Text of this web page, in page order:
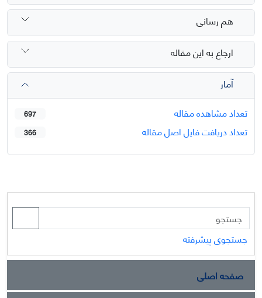
هم رسانی
ارجاع به این مقاله
آمار
تعداد مشاهده مقاله
697
تعداد دریافت فایل اصل مقاله 366
جستجوی پیشرفته
صفحه اصلی